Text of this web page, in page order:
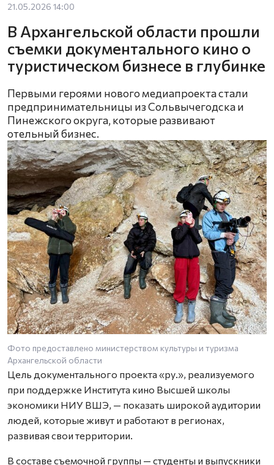
21.05.2026 14:00
В Архангельской области прошли
съемки документального кино о
туристическом бизнесе в глубинке
Первыми героями нового медиапроекта стали
предпринимательницы из Сольвычегодска и
Пинежского округа, которые развивают
отельный бизнес.
Фото предоставлено министерством культуры и туризма
Архангельской области
Цель документального проекта «ру.», реализуемого
при поддержке Института кино Высшей школы
экономики НИУ ВШЭ, — показать широкой аудитории
людей, которые живут и работают в регионах,
развивая свои территории.
В составе съемочной группы — студенты и выпускники